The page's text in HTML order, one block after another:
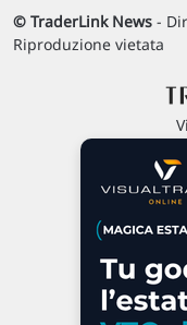
© TraderLink News -
Riproduzione vietata